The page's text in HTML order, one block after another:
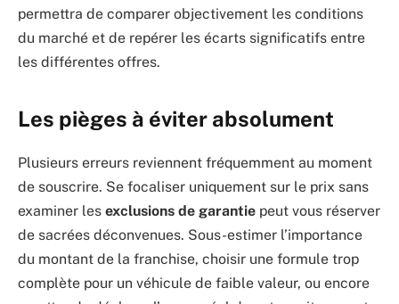
permettra de comparer objectivement les conditions
du marché et de repérer les écarts significatifs entre
les différentes offres.
Les pièges à éviter absolument
Plusieurs erreurs reviennent fréquemment au moment
de souscrire. Se focaliser uniquement sur le prix sans
examiner les exclusions de garantie peut vous réserver
de sacrées déconvenues. Sous-estimer l’importance
du montant de la franchise, choisir une formule trop
complète pour un véhicule de faible valeur, ou encore